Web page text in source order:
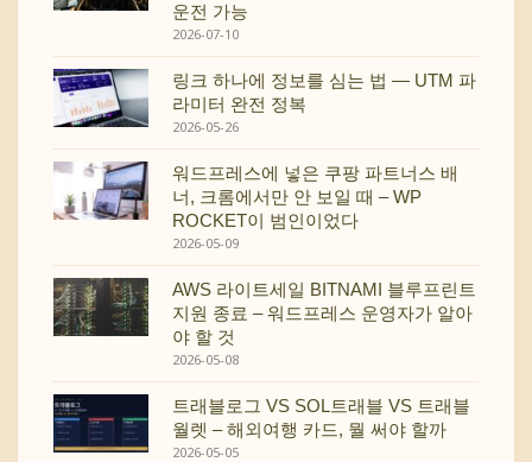
운전 가능
2026-07-10
링크 하나에 정보를 심는 법 — UTM 파
라미터 완전 정복
2026-05-26
워드프레스에 넣은 쿠팡 파트너스 배
너, 크롬에서만 안 보일 때 – WP
ROCKET이 범인이었다
2026-05-09
AWS 라이트세일 BITNAMI 블루프린트
지원 종료 – 워드프레스 운영자가 알아
야 할 것
2026-05-08
트래블로그 VS SOL트래블 VS 트래블
월렛 – 해외여행 카드, 뭘 써야 할까
2026-05-05